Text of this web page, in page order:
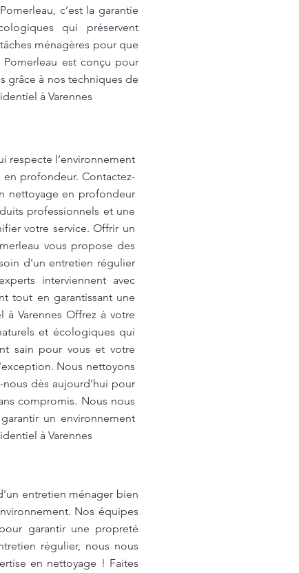
c’est la garantie
qui préservent
ménagères pour que
est conçu pour
grâce à nos techniques de
à Varennes
respecte l’environnement
profondeur. Contactez-
nettoyage en profondeur
professionnels et une
votre service. Offrir un
vous propose des
d'un entretien régulier
interviennent avec
tout en garantissant une
Varennes Offrez à votre
et écologiques qui
sain pour vous et votre
Nous nettoyons
dès aujourd'hui pour
compromis. Nous nous
un environnement
à Varennes
entretien ménager bien
Nos équipes
garantir une propreté
régulier, nous nous
en nettoyage ! Faites